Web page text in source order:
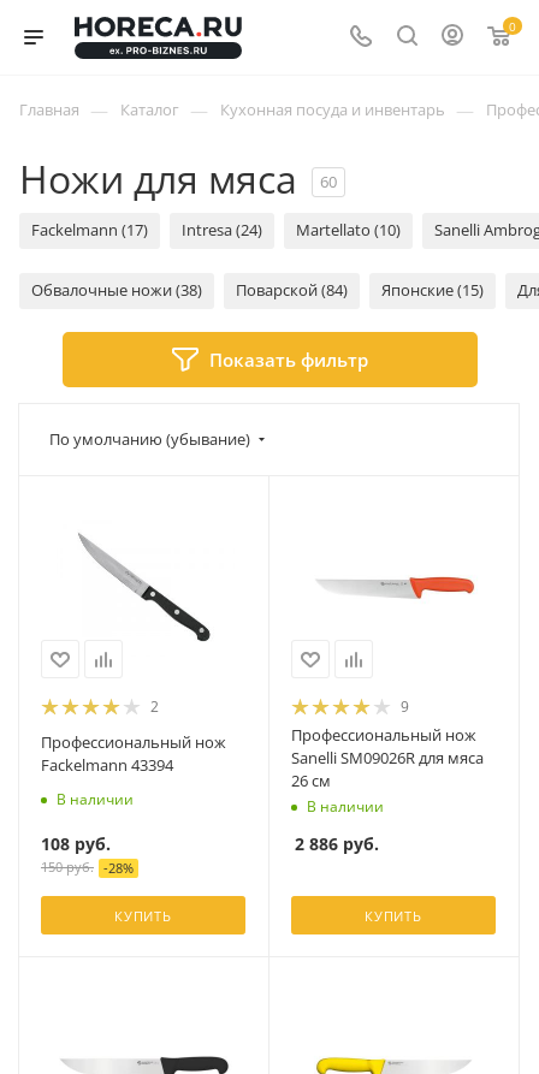
0
Главная — Каталог — Кухонная посуда и инвентарь —
Ножи для мяса 60
Fackelmann (17) Intresa (24) Martellato (10) Sanelli
Обвалочные ножи (38) Поварской (84) Японские (15)
Показать фильтр
По умолчанию (убывание)
2
Профессиональный нож
Fackelmann 43394
В наличии
108 руб.
150руб. -28%
КУПИТЬ
9
Профессиональный нож
Sanelli SM09026R для мяса
26 см
В наличии
2 886 руб.
КУПИТЬ